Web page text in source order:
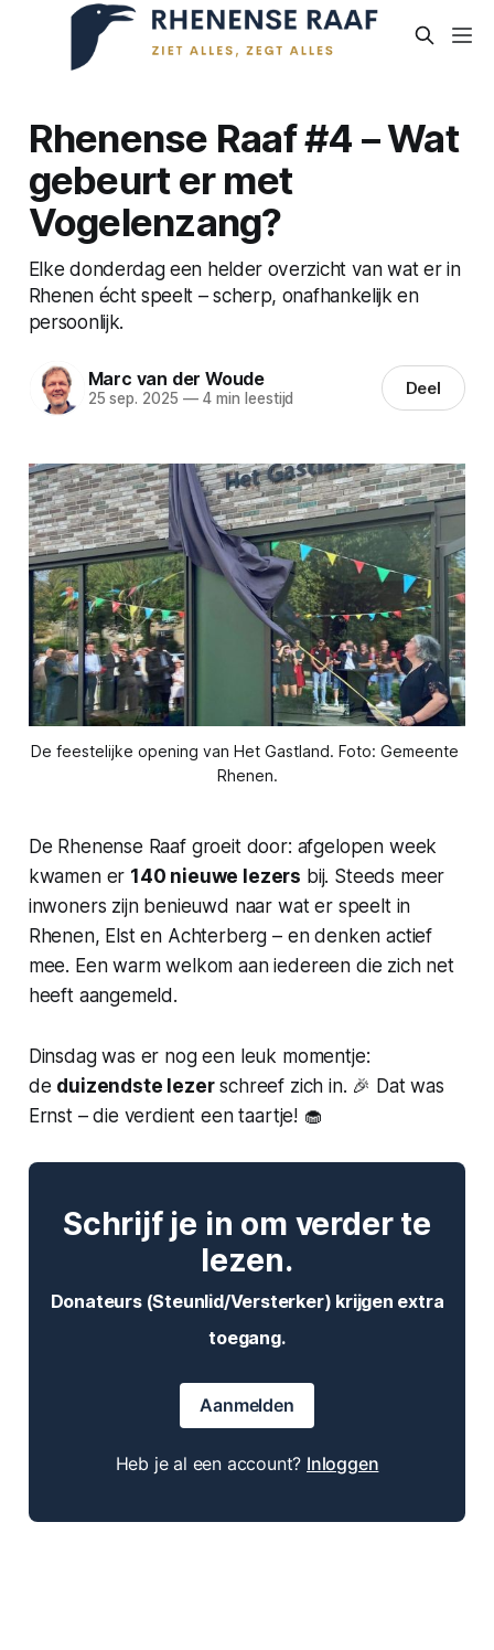
Rhenense Raaf #4 – Wat
gebeurt er met
Vogelenzang?
Elke donderdag een helder overzicht van wat er in
Rhenen écht speelt – scherp, onafhankelijk en
persoonlijk.
Marc van der Woude
25 sep. 2025 —4 min leestijd Deel
De feestelijke opening van Het Gastland. Foto: Gemeente
Rhenen.
De Rhenense Raaf groeit door: afgelopen week
kwamen er 140 nieuwe lezers bij. Steeds meer
inwoners zijn benieuwd naar wat er speelt in
Rhenen, Elst en Achterberg – en denken actief
mee. Een warm welkom aan iedereen die zich net
heeft aangemeld.
Dinsdag was er nog een leuk momentje:
de duizendste lezerschreef zich in. 🎉 Dat was
Ernst – die verdient een taartje! 🧁
Schrijf je in om verder te
lezen.
Donateurs (Steunlid/Versterker) krijgen extra
toegang.
Aanmelden
Heb je al een account? Inloggen